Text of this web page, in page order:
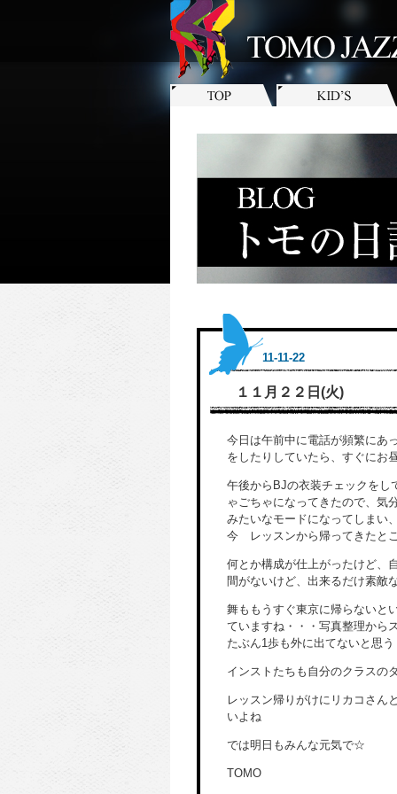
11-11-22
１１月２２日(火)
今日は午前中に電話が頻繁にあ
をしたりしていたら、すぐにお
午後からBJの衣装チェックをし
ゃごちゃになってきたので、気
みたいなモードになってしまい
今 レッスンから帰ってきたと
何とか構成が仕上がったけど、
間がないけど、出来るだけ素敵
舞ももうすぐ東京に帰らないと
ていますね・・・写真整理から
たぶん1歩も外に出てないと思
インストたちも自分のクラスの
レッスン帰りがけにリカコさん
いよね
では明日もみんな元気で☆
TOMO